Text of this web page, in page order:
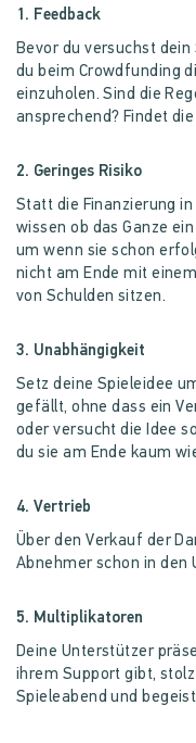
1. Feedback
Bevor du versuchst
du beim Crowdfunding
einzuholen. Sind die
ansprechend? Findet
2. Geringes Risiko
Statt die Finanzierung
wissen ob das Ganze
um wenn sie schon
nicht am Ende mit
von Schulden sitzen.
3. Unabhängigkeit
Setz deine Spieleidee
gefällt, ohne dass ein
oder versucht die Idee
du sie am Ende kaum
4. Vertrieb
Über den Verkauf der
Abnehmer schon in
5. Multiplikatoren
Deine Unterstützer
ihrem Support gibt,
Spieleabend und